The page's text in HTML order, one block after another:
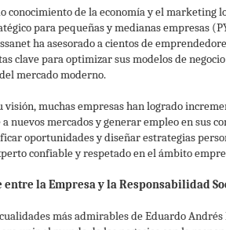
conocimiento de la economía y el marketing
para pequeñas y medianas empresas
ha asesorado a cientos de
clave para optimizar sus modelos de
mercado moderno.
visión, muchas empresas han logrado
nuevos mercados y generar empleo en sus
oportunidades y diseñar estrategias
confiable y respetado en el ámbito
entre la Empresa y la Responsabilidad
más admirables de Eduardo